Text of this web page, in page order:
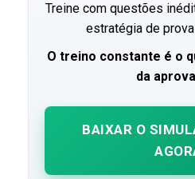
Treine com questões
estratégia de
O treino constante é o
da
BAIXAR O